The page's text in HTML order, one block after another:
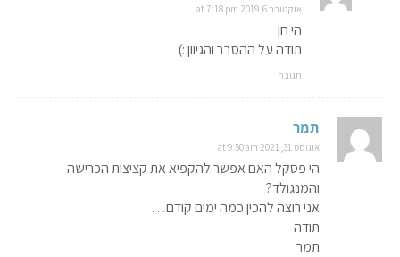
אוקטובר 6, 2019 at 7:18 pm
הי חן
תודה על ההסבר והגיוון :)
תגובה
תמר
אוגוסט 31, 2021 at 9:50 am
הי פסקל האם אפשר להקפיא את קציצות הכרישה
והמנגולד?
אני רוצה להכין כמה ימים קודם…
תודה
תמר